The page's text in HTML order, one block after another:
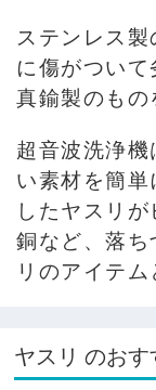
ステンレス
に傷がつい
真鍮製のもの
超音波洗浄
い素材を簡
したヤスリ
銅など、落
リのアイテム
ヤスリ のお